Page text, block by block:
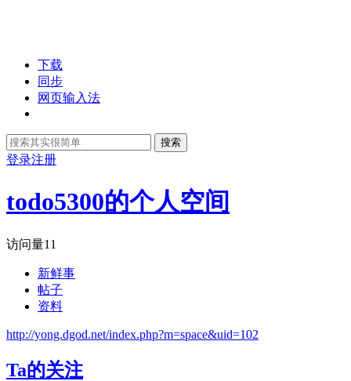
下载
同步
网页输入法
搜索
登录注册
todo5300的个人空间
访问量11
新鲜事
帖子
资料
http://yong.dgod.net/index.php?m=space&uid=102
Ta的关注